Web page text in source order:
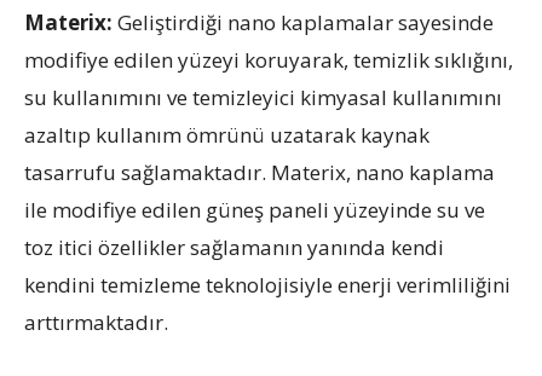
Materix: Geliştirdiği nano kaplamalar sayesinde
modifiye edilen yüzeyi koruyarak, temizlik sıklığını,
su kullanımını ve temizleyici kimyasal kullanımını
azaltıp kullanım ömrünü uzatarak kaynak
tasarrufu sağlamaktadır. Materix, nano kaplama
ile modifiye edilen güneş paneli yüzeyinde su ve
toz itici özellikler sağlamanın yanında kendi
kendini temizleme teknolojisiyle enerji verimliliğini
arttırmaktadır.